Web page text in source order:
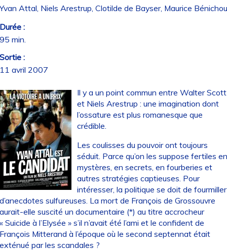
Attal, Niels Arestrup, Clotilde de Bayser, Maurice Bénichou
:
min.
:
avril 2007
Il y a un point commun entre Walter Scott
et Niels Arestrup : une imagination dont
l’ossature est plus romanesque que
crédible.
Les coulisses du pouvoir ont toujours
séduit. Parce qu’on les suppose fertiles
mystères, en secrets, en fourberies et
autres stratégies captieuses. Pour
intéresser, la politique se doit de fourmiller
sulfureuses. La mort de François de Grossouvre
elle suscité un documentaire (*) au titre accrocheur
Suicide à l’Elysée » s’il n’avait été l’ami et le confident de
Mitterand à l’époque où le second septennat était
par les scandales ?